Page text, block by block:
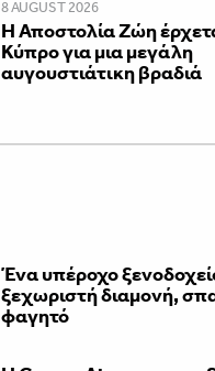
8 AUGUST 2026
Η Αποστολία Ζώη
Κύπρο για μια μεγάλη
αυγουστιάτικη βραδιά
Ένα υπέροχο
ξεχωριστή διαμονή,
φαγητό